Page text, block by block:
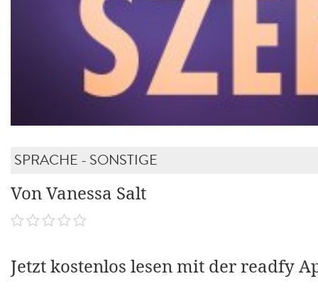
SPRACHE - SONSTIGE
Von Vanessa Salt
Jetzt kostenlos lesen mit der readfy